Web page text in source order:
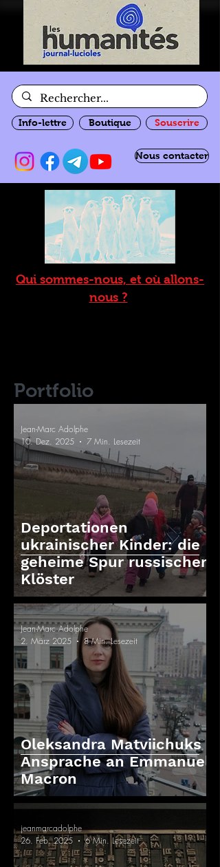
Info-lettre Boutique Souscrire
Nous contacter
Qui sommes-nous, et où allons-
nous ?
Portfolio
Deportationen
ukrainischer Kinder: die
geheime Spur russischer
Klöster
Jean-Marc Adolphe
10. Dez. 2025
7 Min. Lesezeit
Oleksandra Matviichuks
Ansprache an Emmanuel
Macron
Jean-Marc Adolphe
2. März 2025
8 Min. Lesezeit
jeanmarcadolphe
26. Feb. 2025
6 Min. Lesezeit